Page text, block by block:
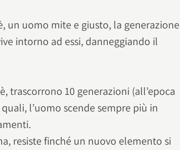
un uomo mite e giusto, la generazione
intorno ad essi, danneggiando il
trascorrono 10 generazioni (all’epoca
l’uomo scende sempre più in
resiste finché un nuovo elemento si